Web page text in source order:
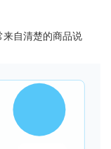
自清楚的商品说